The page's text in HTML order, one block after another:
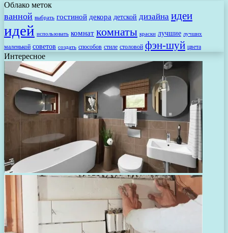
Облако меток
ванной выбрать гостиной декора детской дизайна идеи
идей использовать комнат комнаты краски лучшие лучших
маленькой советов создать способов стиле столовой фэн-шуй цвета
Интересное